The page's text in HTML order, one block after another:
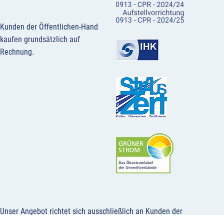
Kunden der Öffentlichen-Hand
kaufen grundsätzlich auf
Rechnung.
Unser Angebot richtet sich ausschließlich an Kunden der